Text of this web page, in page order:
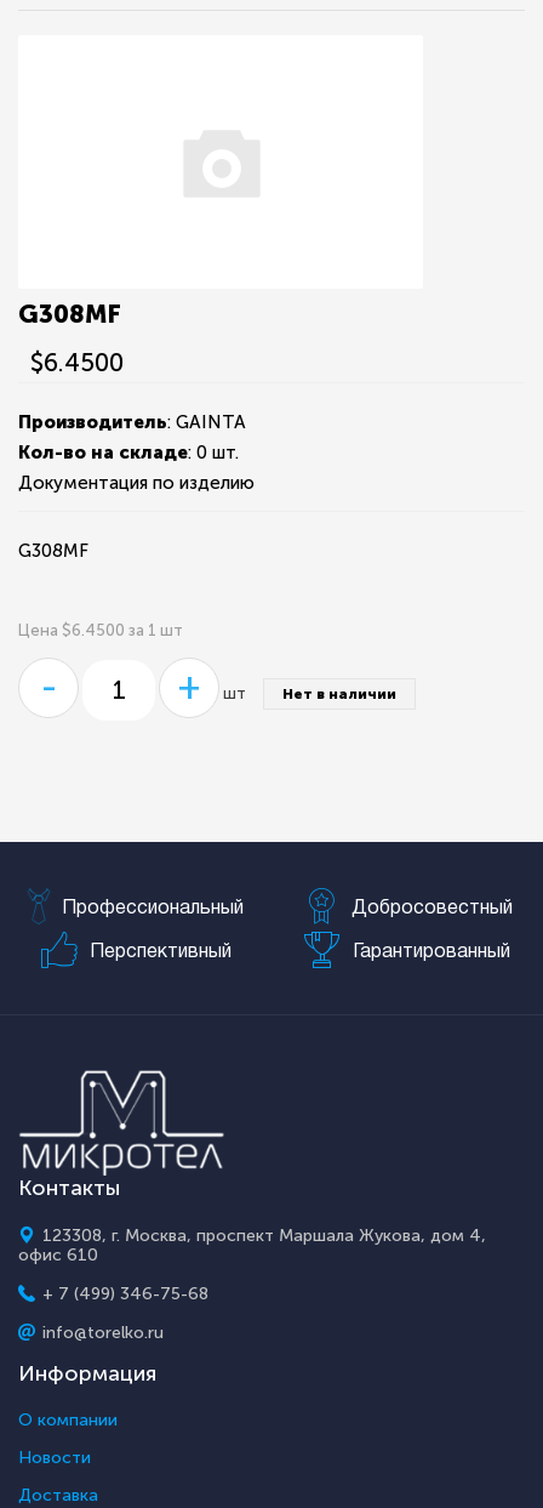
G308MF
$6.4500
Производитель: GAINTA
Кол-во на складе: 0 шт.
Документация по изделию
G308MF
Цена $6.4500 за 1 шт
- + шт Нет в наличии
Профессиональный Добросовестный
Перспективный Гарантированный
Контакты
123308, г. Москва, проспект Маршала Жукова, дом 4,
офис 610
+ 7 (499) 346-75-68
info@torelko.ru
Информация
О компании
Новости
Доставка